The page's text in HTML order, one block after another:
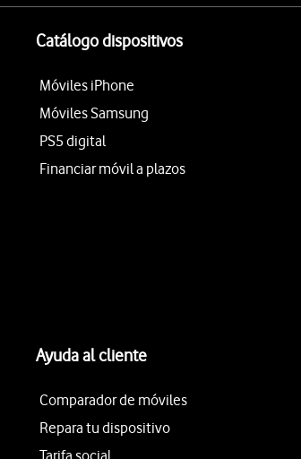
Catálogo dispositivos
Móviles iPhone
Móviles Samsung
PS5 digital
Financiar móvil a plazos
Ayuda al cliente
Comparador de móviles
Repara tu dispositivo
Tarifa social